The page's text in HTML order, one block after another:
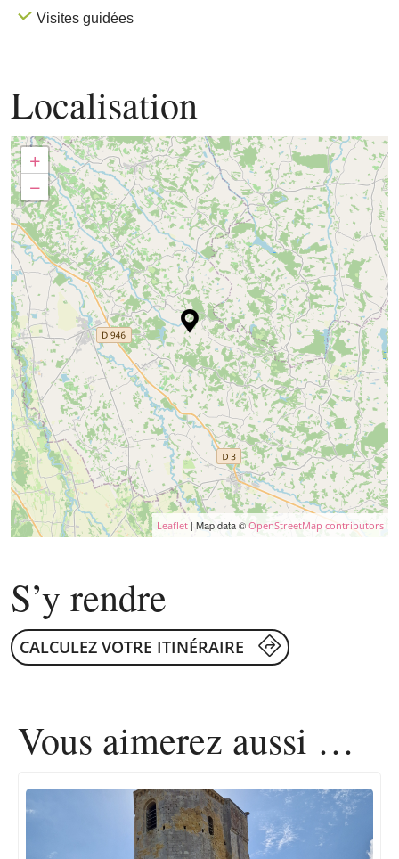
Visites guidées
Localisation
+
−
Leaflet | Map data © OpenStreetMap contributors
S’y rendre
CALCULEZ VOTRE ITINÉRAIRE
Vous aimerez aussi …